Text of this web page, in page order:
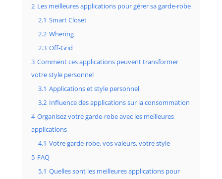
2 Les meilleures applications pour gérer sa garde-robe
2.1 Smart Closet
2.2 Whering
2.3 Off-Grid
3 Comment ces applications peuvent transformer
votre style personnel
3.1 Applications et style personnel
3.2 Influence des applications sur la consommation
4 Organisez votre garde-robe avec les meilleures
applications
4.1 Votre garde-robe, vos valeurs, votre style
5 FAQ
5.1 Quelles sont les meilleures applications pour